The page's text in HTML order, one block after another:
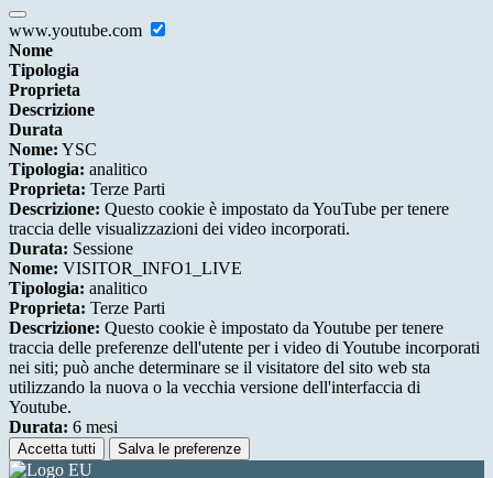
www.youtube.com
Nome
Tipologia
Proprieta
Descrizione
Durata
Nome: YSC
Tipologia: analitico
Proprieta: Terze Parti
Descrizione: Questo cookie è impostato da YouTube per tenere
traccia delle visualizzazioni dei video incorporati.
Durata: Sessione
Nome: VISITOR_INFO1_LIVE
Tipologia: analitico
Proprieta: Terze Parti
Descrizione: Questo cookie è impostato da Youtube per tenere
traccia delle preferenze dell'utente per i video di Youtube incorporati
nei siti; può anche determinare se il visitatore del sito web sta
utilizzando la nuova o la vecchia versione dell'interfaccia di
Youtube.
Durata: 6 mesi
Accetta tutti Salva le preferenze